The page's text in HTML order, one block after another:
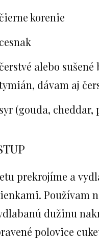
čierne korenie
cesnak
čerstvé alebo
dávam aj
syr (gouda, cheddar,
prekrojíme a
Používam
dužinu
polovice